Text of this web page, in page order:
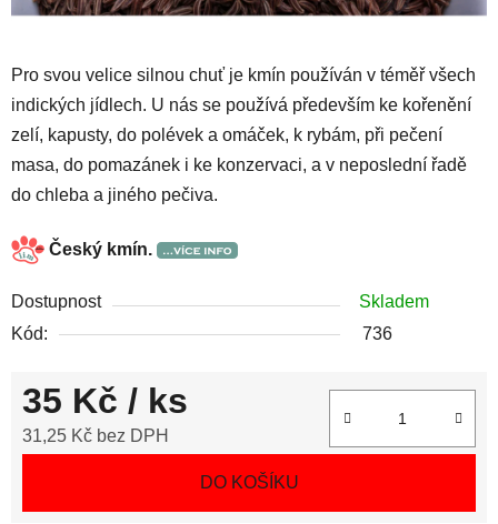
Pro svou velice silnou chuť je kmín používán v téměř všech
indických jídlech. U nás se používá především ke kořenění
zelí, kapusty, do polévek a omáček, k rybám, při pečení
masa, do pomazánek i ke konzervaci, a v neposlední řadě
do chleba a jiného pečiva.
Český kmín.
Dostupnost
Skladem
Kód:
736
35 Kč / ks
31,25 Kč bez DPH
DO KOŠÍKU